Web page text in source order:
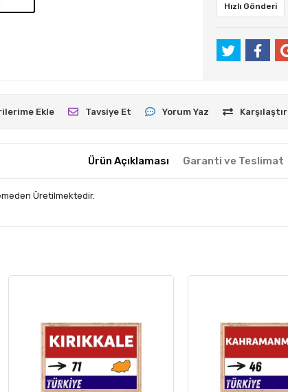
Hızlı Gönderi
Ekle Tavsiye Et Yorum Yaz Karşılaştır
Ürün Açıklaması Garanti ve Teslimat
Üretilmektedir.